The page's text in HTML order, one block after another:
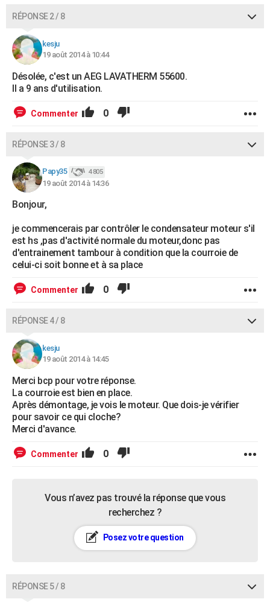
RÉPONSE 2 / 8
kesju
19 août 2014 à 10:44
Désolée, c'est un AEG LAVATHERM 55600.
Il a 9 ans d'utilisation.
Commenter 0
RÉPONSE 3 / 8
Papy35 4 805
19 août 2014 à 14:36
Bonjour,
je commencerais par contrôler le condensateur moteur s'il
est hs ,pas d'activité normale du moteur,donc pas
d'entrainement tambour à condition que la courroie de
celui-ci soit bonne et à sa place
Commenter 0
RÉPONSE 4 / 8
kesju
19 août 2014 à 14:45
Merci bcp pour votre réponse.
La courroie est bien en place.
Après démontage, je vois le moteur. Que dois-je vérifier
pour savoir ce qui cloche?
Merci d'avance.
Commenter 0
Vous n’avez pas trouvé la réponse que vous
recherchez ?
Posez votre question
RÉPONSE 5 / 8